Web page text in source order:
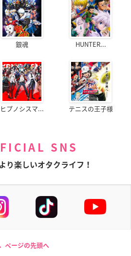
銀魂 HUNTER...
ヒプノシスマ... テニスの王子様
SNS
り楽しいオタクライフ！
ページの先頭へ